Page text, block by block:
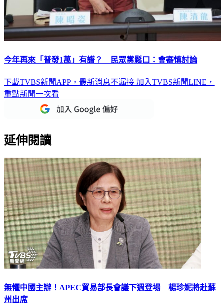
今年再來「普發1萬」有譜？ 民眾黨鬆口：會審慎討論
下載TVBS新聞APP，最新消息不漏接 加入TVBS新聞LINE，
重點新聞一次看
延伸閱讀
無懼中國主辦！APEC貿易部長會議下週登場 楊珍妮將赴蘇
州出席